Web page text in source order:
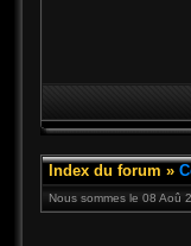
Index du forum »
Nous sommes le 08 Aoû